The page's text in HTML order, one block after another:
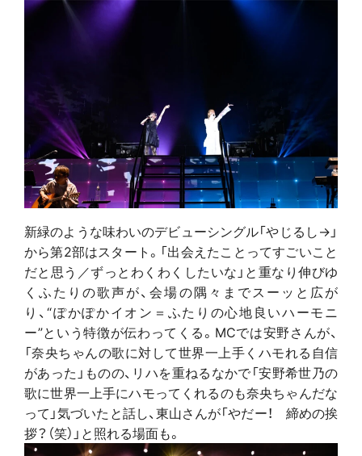
新緑のような味わいのデビューシングル「やじるし→」
から第2部はスタート。「出会えたことってすごいこと
だと思う／ずっとわくわくしたいな」と重なり伸びゆ
くふたりの歌声が、会場の隅々までスーッと広が
り、“ぽかぽかイオン＝ふたりの心地良いハーモニ
ー”という特徴が伝わってくる。MCでは安野さんが、
「奈央ちゃんの歌に対して世界一上手くハモれる自信
があった」ものの、リハを重ねるなかで「安野希世乃の
歌に世界一上手にハモってくれるのも奈央ちゃんだな
って」気づいたと話し、東山さんが「やだー！ 締めの挨
拶？（笑）」と照れる場面も。